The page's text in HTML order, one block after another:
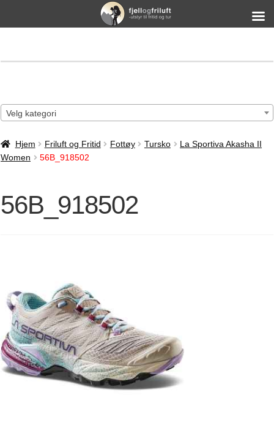
Velg kategori
Hjem Friluft og Fritid Fottøy Tursko
La Sportiva Akasha II
Women
56B_918502
56B_918502